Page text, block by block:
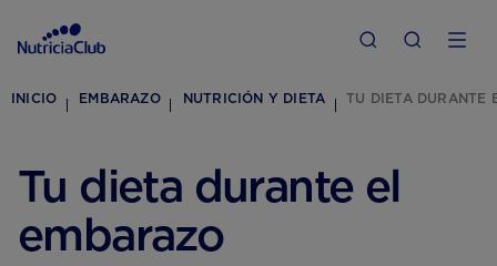
INICIO EMBARAZO NUTRICIÓN Y DIETA TU DIETA DURANTE
Tu dieta durante el
embarazo